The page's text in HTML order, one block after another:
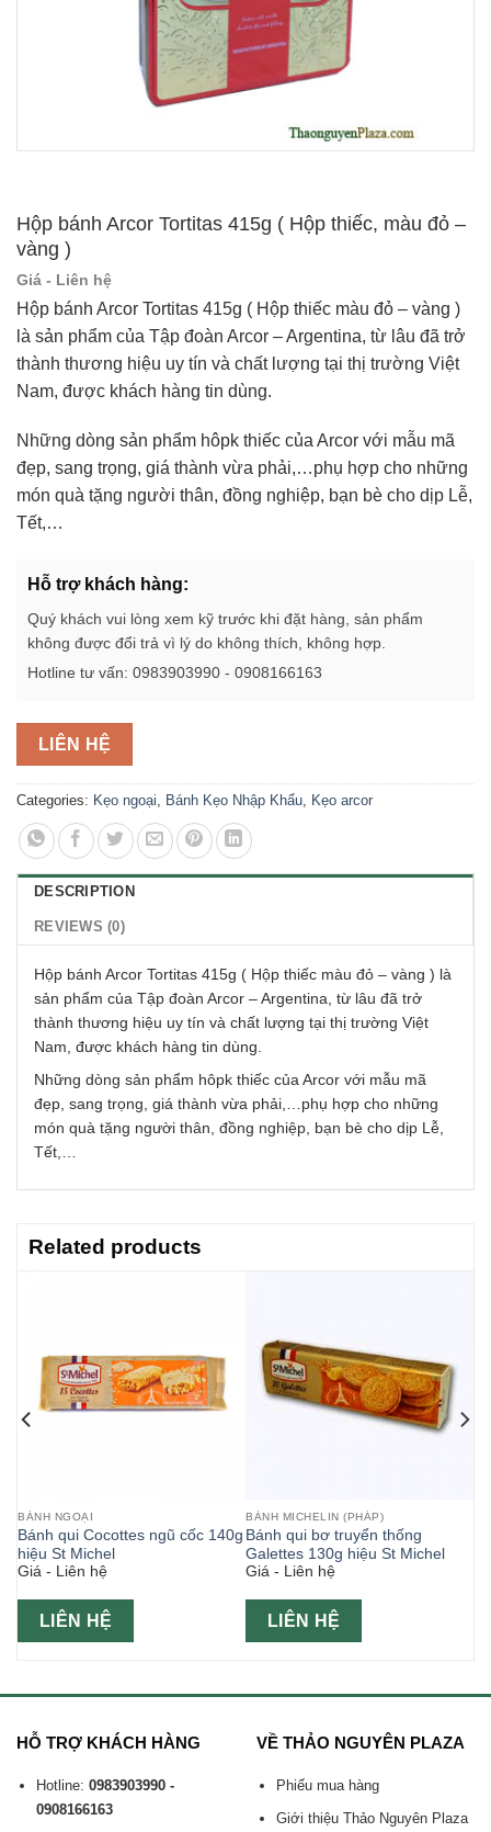
Hộp bánh Arcor Tortitas 415g ( Hộp thiếc, màu đỏ –
vàng )
Giá - Liên hệ
Hộp bánh Arcor Tortitas 415g ( Hộp thiếc màu đỏ – vàng )
là sản phẩm của Tập đoàn Arcor – Argentina, từ lâu đã trở
thành thương hiệu uy tín và chất lượng tại thị trường Việt
Nam, được khách hàng tin dùng.
Những dòng sản phẩm hôpk thiếc của Arcor với mẫu mã
đẹp, sang trọng, giá thành vừa phải,…phụ hợp cho những
món quà tặng người thân, đồng nghiệp, bạn bè cho dịp Lễ,
Tết,…
Hỗ trợ khách hàng:
Quý khách vui lòng xem kỹ trước khi đặt hàng, sản phẩm
không được đổi trả vì lý do không thích, không hợp.
Hotline tư vấn: 0983903990 - 0908166163
LIÊN HỆ
Categories: Kẹo ngoại Bánh Kẹo Nhập Khẩu Kẹo arcor
DESCRIPTION
REVIEWS (0)
Hộp bánh Arcor Tortitas 415g ( Hộp thiếc màu đỏ – vàng ) là
sản phẩm của Tập đoàn Arcor – Argentina, từ lâu đã trở
thành thương hiệu uy tín và chất lượng tại thị trường Việt
Nam, được khách hàng tin dùng.
Những dòng sản phẩm hôpk thiếc của Arcor với mẫu mã
đẹp, sang trọng, giá thành vừa phải,…phụ hợp cho những
món quà tặng người thân, đồng nghiệp, bạn bè cho dịp Lễ,
Tết,…
Related products
BÁNH NGOẠI
Bánh qui Cocottes ngũ cốc 140g
hiệu St Michel
Giá - Liên hệ
LIÊN HỆ
BÁNH MICHELIN (PHÁP)
Bánh qui bơ truyển thống
Galettes 130g hiệu St Michel
Giá - Liên hệ
LIÊN HỆ
HỖ TRỢ KHÁCH HÀNG
Hotline: 0983903990 -
0908166163
VỀ THẢO NGUYÊN PLAZA
Phiếu mua hàng
Giới thiệu Thảo Nguyên Plaza